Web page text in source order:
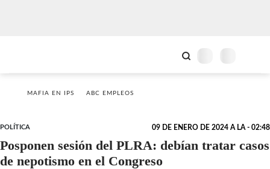
MAFIA EN IPS ABC EMPLEOS
POLÍTICA 09 DE ENERO DE 2024 A LA - 02:48
Posponen sesión del PLRA: debían tratar casos
de nepotismo en el Congreso